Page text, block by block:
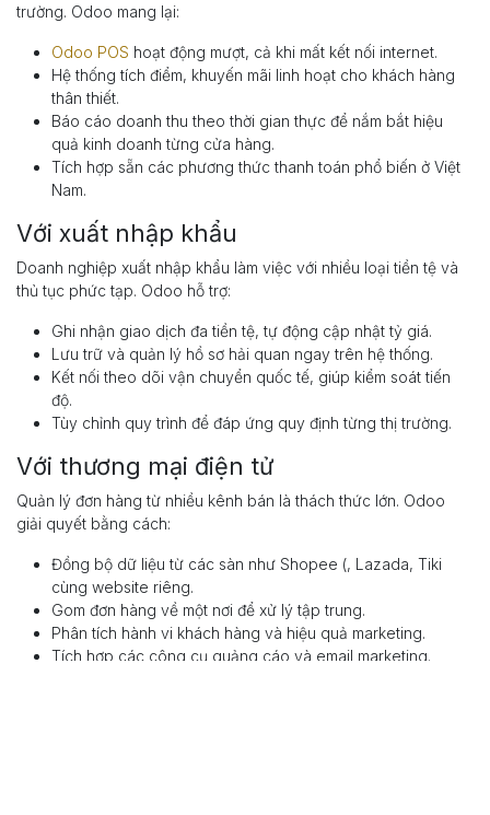
trường. Odoo mang lại:
Odoo POS hoạt động mượt, cả khi mất kết nối internet.
Hệ thống tích điểm, khuyến mãi linh hoạt cho khách hàng
thân thiết.
Báo cáo doanh thu theo thời gian thực để nắm bắt hiệu
quả kinh doanh từng cửa hàng.
Tích hợp sẵn các phương thức thanh toán phổ biến ở Việt
Nam.
Với xuất nhập khẩu
Doanh nghiệp xuất nhập khẩu làm việc với nhiều loại tiền tệ và
thủ tục phức tạp. Odoo hỗ trợ:
Ghi nhận giao dịch đa tiền tệ, tự động cập nhật tỷ giá.
Lưu trữ và quản lý hồ sơ hải quan ngay trên hệ thống.
Kết nối theo dõi vận chuyển quốc tế, giúp kiểm soát tiến
độ.
Tùy chỉnh quy trình để đáp ứng quy định từng thị trường.
Với thương mại điện tử
Quản lý đơn hàng từ nhiều kênh bán là thách thức lớn. Odoo
giải quyết bằng cách:
Đồng bộ dữ liệu từ các sàn như Shopee (, Lazada, Tiki
cùng website riêng.
Gom đơn hàng về một nơi để xử lý tập trung.
Phân tích hành vi khách hàng và hiệu quả marketing.
Tích hợp các công cụ quảng cáo và email marketing.